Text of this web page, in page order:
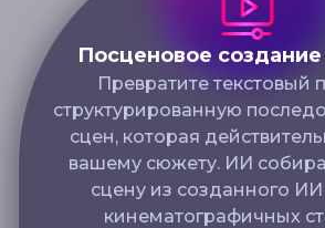
Посценовое
Превратите текстовый
структурированную
сцен, которая
вашему сюжету. ИИ
сцену из созданного ИИ
кинематографичных